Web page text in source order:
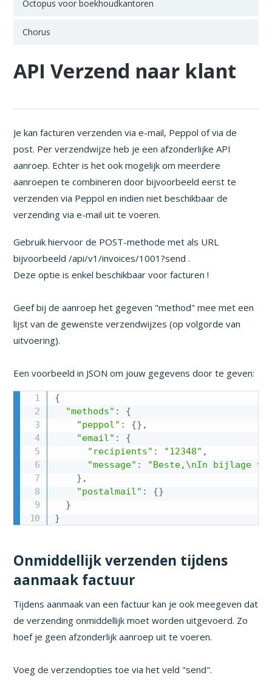
Octopus voor boekhoudkantoren
Chorus
API Verzend naar klant
Je kan facturen verzenden via e-mail, Peppol of via de
post. Per verzendwijze heb je een afzonderlijke API
aanroep. Echter is het ook mogelijk om meerdere
aanroepen te combineren door bijvoorbeeld eerst te
verzenden via Peppol en indien niet beschikbaar de
verzending via e-mail uit te voeren.
Gebruik hiervoor de POST-methode met als URL
bijvoorbeeld /api/v1/invoices/1001?send .
Deze optie is enkel beschikbaar voor facturen !
Geef bij de aanroep het gegeven "method" mee met een
lijst van de gewenste verzendwijzes (op volgorde van
uitvoering).
Een voorbeeld in JSON om jouw gegevens door te geven:
{
"methods" :
{
"peppol" : {} ,
"email" :
{
"recipients" : "12348" ,
"message" :
"Beste,\nIn bijlage
} ,
"postalmail" : {}
}
}
Onmiddellijk verzenden tijdens
aanmaak factuur
Tijdens aanmaak van een factuur kan je ook meegeven dat
de verzending onmiddellijk moet worden uitgevoerd. Zo
hoef je geen afzonderlijk aanroep uit te voeren.
Voeg de verzendopties toe via het veld "send".